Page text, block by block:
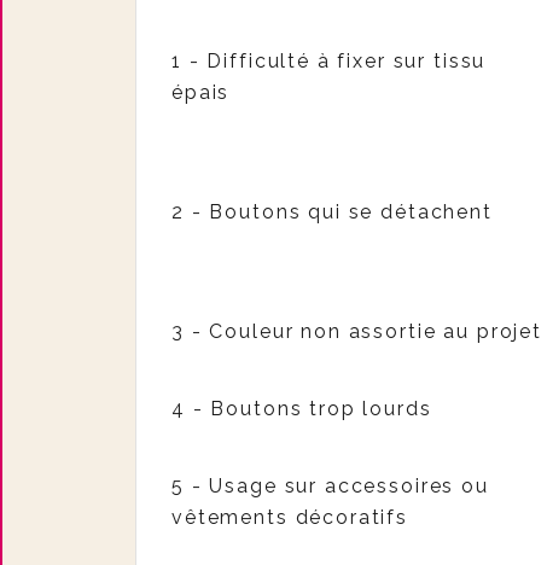
1 - Difficulté à fixer sur tissu
épais
2 - Boutons qui se détachent
3 - Couleur non assortie au projet
4 - Boutons trop lourds
5 - Usage sur accessoires ou
vêtements décoratifs